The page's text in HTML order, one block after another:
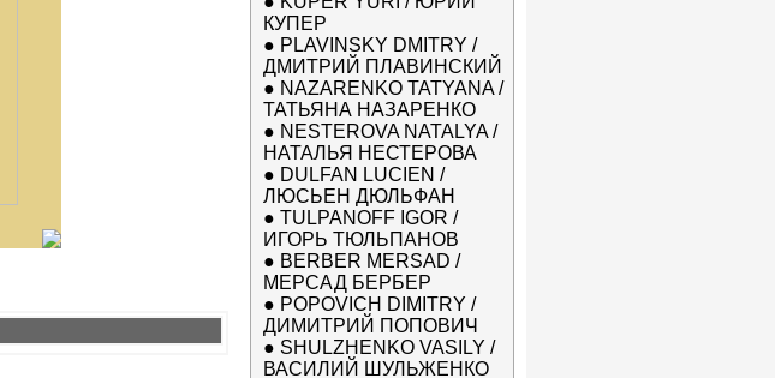
КУПЕР
● PLAVINSKY DMITRY /
ДМИТРИЙ ПЛАВИНСКИЙ
● NAZARENKO TATYANA /
ТАТЬЯНА НАЗАРЕНКО
● NESTEROVA NATALYA /
НАТАЛЬЯ НЕСТЕРОВА
● DULFAN LUCIEN /
ЛЮСЬЕН ДЮЛЬФАН
● TULPANOFF IGOR /
ИГОРЬ ТЮЛЬПАНОВ
● BERBER MERSAD /
МЕРСАД БЕРБЕР
● POPOVICH DIMITRY /
ДИМИТРИЙ ПОПОВИЧ
● SHULZHENKO VASILY /
ВАСИЛИЙ ШУЛЬЖЕНКО